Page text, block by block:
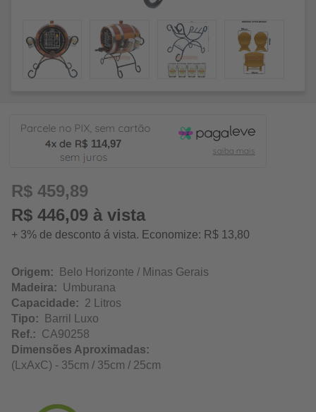
114,97
R$ 459,89
R$ 446,09 à vista
+ 3% de desconto á vista. Economize: R$ 13,80
Origem: Belo Horizonte / Minas Gerais
Madeira: Umburana
Capacidade: 2 Litros
Tipo: Barril Luxo
Ref.: CA90258
Dimensões Aproximadas:
(LxAxC) - 35cm / 35cm / 25cm